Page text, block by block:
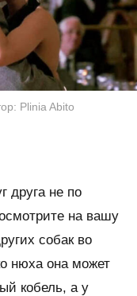
Plinia Abito
друга не по
на вашу
собак во
нюха она может
кобель, а у